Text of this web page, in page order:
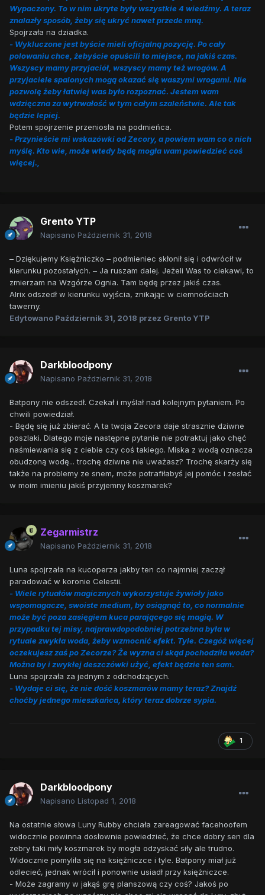
Wypaczony. To w nim ukryte były wszystkie 4 wiedźmy. A teraz
znalazły sposób, żeby się ukryć nawet przede mną.
Spojrzała na dziadka.
- Wykluczone jest byście mieli oficjalną pozycję. Po cały
polowaniu chce, żebyście opuścili to miejsce, na jakiś czas.
Wszyscy mamy przyjaciół, wszyscy mamy też wrogów. A
przyjaciele spalonych mogą okazać się waszymi wrogami. Nie
pozwolę żeby łatwiej was było rozpoznać. Jestem wam
wdzięczna za wytrwałość w tym całym szaleństwie. Ale tak
będzie lepiej.
Potem spojrzenie przeniosła na podmieńca.
- Przynieście mi wskazówki od Zecory, a powiem wam co o nich
myślę. Kto wie, może wtedy będę mogła wam powiedzieć coś
więcej.,
Grento YTP
Napisano Październik 31, 2018
– Dziękujemy Księżniczko – podmieniec skłonił się i odwrócił w
kierunku pozostałych. – Ja ruszam dalej. Jeżeli Was to ciekawi, to
zmierzam na Wzgórze Ognia. Tam będę przez jakiś czas.
Alrix odszedł w kierunku wyjścia, znikając w ciemnościach
tawerny.
Edytowano Październik 31, 2018 przez Grento YTP
Darkbloodpony
Napisano Październik 31, 2018
Batpony nie odszedł. Czekał i myślał nad kolejnym pytaniem. Po
chwili powiedział.
- Będę się już zbierać. A ta twoja Zecora daje strasznie dziwne
poszlaki. Dlatego moje następne pytanie nie potraktuj jako chęć
naśmiewania się z ciebie czy coś takiego. Miska z wodą oznacza
obudzoną wodę... trochę dziwne nie uważasz? Trochę skarży się
także na problemy ze snem, może potrafiłabyś jej pomóc i zesłać
w moim imieniu jakiś przyjemny koszmarek?
Zegarmistrz
Napisano Październik 31, 2018
Luna spojrzała na kucoperza jakby ten co najmniej zaczął
paradować w koronie Celestii.
- Wiele rytuałów magicznych wykorzystuje żywioły jako
wspomagacze, swoiste medium, by osiągnąć to, co normalnie
może być poza zasięgiem kuca parającego się magią. W
przypadku tej misy, najprawdopodobniej potrzebna była w
rytuale zwykła woda, żeby wzmocnić efekt. Tyle. Czegóż więcej
oczekujesz zaś po Zecorze? Że wyzna ci skąd pochodziła woda?
Można by i zwykłej deszczówki użyć, efekt będzie ten sam.
Luna spojrzała za jednym z odchodzących.
- Wydaje ci się, że nie dość koszmarów mamy teraz? Znajdź
choćby jednego mieszkańca, który teraz dobrze sypia.
1
Darkbloodpony
Napisano Listopad 1, 2018
Na ostatnie słowa Luny Rubby chciała zareagować facehoofem
widocznie powinna dosłownie powiedzieć, że chce dobry sen dla
zebry taki miły koszmarek by mogła odzyskać siły ale trudno.
Widocznie pomyliła się na księżniczce i tyle. Batpony miał już
odlecieć, jednak wrócił i ponownie usiadł przy księżniczce.
- Może zagramy w jakąś grę planszową czy coś? Jakoś po